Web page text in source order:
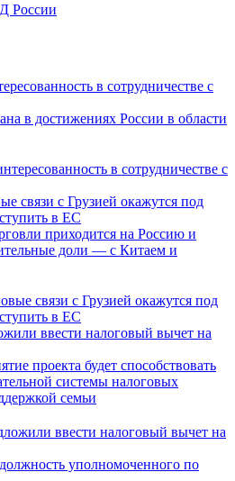
России
в сотрудничестве с
в достижениях России в области
связи с Грузией окажутся под
в ЕС
приходится на Россию и
доли — с Китаем и
ввести налоговый вычет на
проекта будет способствовать
системы налоговых
семьи
уполномоченного по